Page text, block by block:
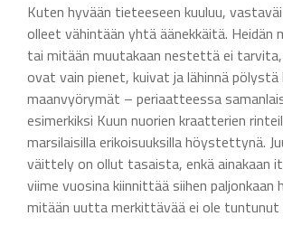
Kuten hyvään tieteeseen kuuluu,
olleet vähintään yhtä äänekkäitä. Heidän
tai mitään muutakaan nestettä ei
ovat vain pienet, kuivat ja lähinnä
maanvyörymät – periaatteessa
esimerkiksi Kuun nuorien kraatterien
marsilaisilla erikoisuuksilla höystettynä.
väittely on ollut tasaista, enkä ainakaan
viime vuosina kiinnittää siihen paljonkaan
mitään uutta merkittävää ei ole tuntunut